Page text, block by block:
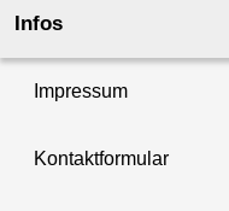
Infos
Impressum
Kontaktformular